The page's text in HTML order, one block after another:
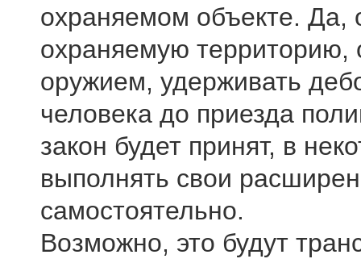
охраняемом объекте. Да,
охраняемую территорию,
оружием, удерживать
человека до приезда
закон будет принят, в
выполнять свои
самостоятельно.
Возможно, это будут